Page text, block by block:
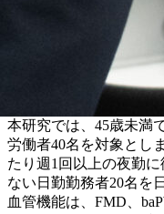
本研究では、45歳未満
労働者40名を対象とし
たり週1回以上の夜勤
ない日勤勤務者20名を
血管機能は、FMD、